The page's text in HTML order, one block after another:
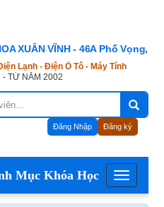
XUÂN VĨNH - 46A Phố Vọng,
Lạnh - Điện Ô Tô - Máy Tính
- TỪ NĂM 2002
Đăng Nhập Đăng ký
Menu
Mục Khóa Học